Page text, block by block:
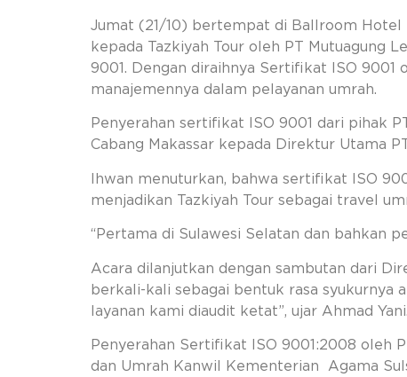
Jumat (21/10) bertempat di Ballroom Hotel
kepada Tazkiyah Tour oleh PT Mutuagung
9001. Dengan diraihnya Sertifikat ISO 9001
manajemennya dalam pelayanan umrah.
Penyerahan sertifikat ISO 9001 dari pihak
Cabang Makassar kepada Direktur Utama
Ihwan menuturkan, bahwa sertifikat ISO
menjadikan Tazkiyah Tour sebagai travel
“Pertama di Sulawesi Selatan dan bahkan
Acara dilanjutkan dengan sambutan dari
berkali-kali sebagai bentuk rasa syukurnya
layanan kami diaudit ketat”, ujar Ahmad Yani.
Penyerahan Sertifikat ISO 9001:2008 oleh
dan Umrah Kanwil Kementerian Agama